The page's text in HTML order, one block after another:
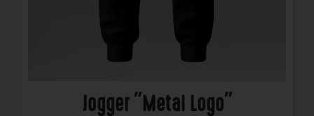
Jogger "Metal Logo"